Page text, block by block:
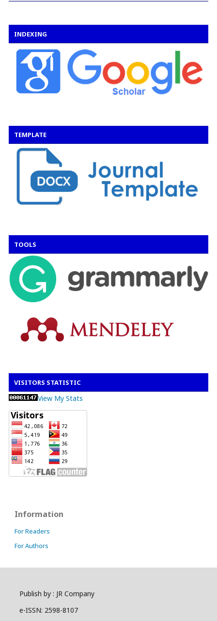
INDEXING
TEMPLATE
TOOLS
VISITORS STATISTIC
View My Stats
Information
For Readers
For Authors
Publish by : JR Company
e-ISSN: 2598-8107